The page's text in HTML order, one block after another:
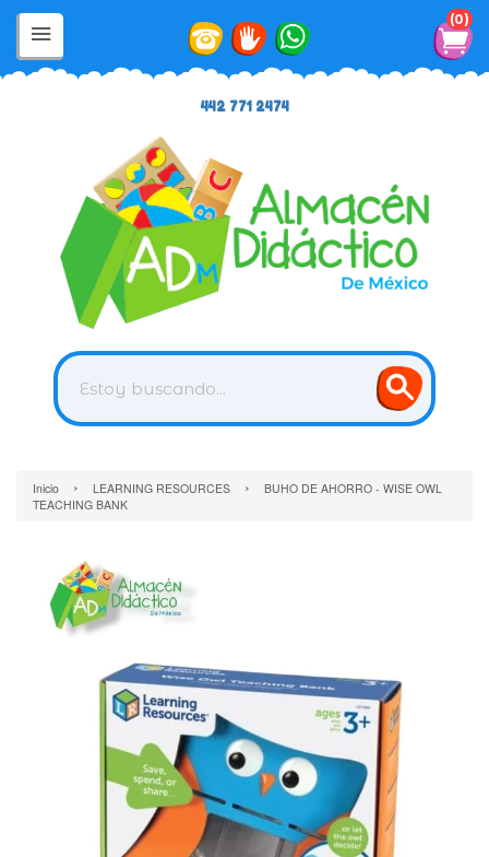
0
442 771 2474
Inicio › LEARNING RESOURCES ›
BUHO DE AHORRO - WISE OWL
TEACHING BANK